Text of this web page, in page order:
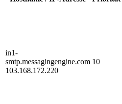
in1-
smtp.messagingengine.com
103.168.172.220
10